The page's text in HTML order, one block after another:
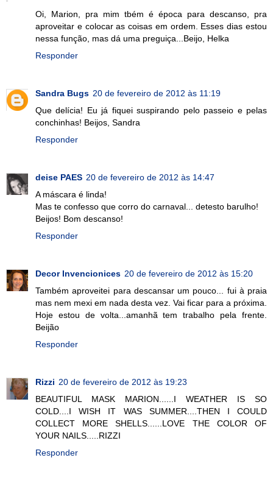
Oi, Marion, pra mim tbém é época para descanso, pra
aproveitar e colocar as coisas em ordem. Esses dias estou
nessa função, mas dá uma preguiça...Beijo, Helka
Responder
Sandra Bugs 20 de fevereiro de 2012 às 11:19
Que delícia! Eu já fiquei suspirando pelo passeio e pelas
conchinhas! Beijos, Sandra
Responder
deise PAES 20 de fevereiro de 2012 às 14:47
A máscara é linda!
Mas te confesso que corro do carnaval... detesto barulho!
Beijos! Bom descanso!
Responder
Decor Invencionices 20 de fevereiro de 2012 às 15:20
Também aproveitei para descansar um pouco... fui à praia
mas nem mexi em nada desta vez. Vai ficar para a próxima.
Hoje estou de volta...amanhã tem trabalho pela frente.
Beijão
Responder
Rizzi 20 de fevereiro de 2012 às 19:23
BEAUTIFUL MASK MARION......I WEATHER IS SO
COLD....I WISH IT WAS SUMMER....THEN I COULD
COLLECT MORE SHELLS......LOVE THE COLOR OF
YOUR NAILS.....RIZZI
Responder